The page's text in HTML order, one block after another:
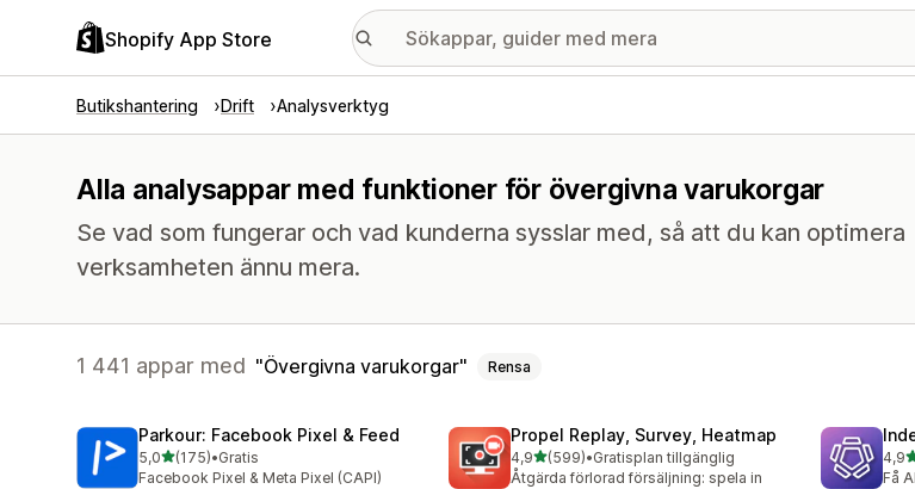
Shopify App Store
Butikshantering Drift Analysverktyg
Alla analysappar med funktioner för övergivna varukorgar
Se vad som fungerar och vad kunderna sysslar med, så att du kan optimera
verksamheten ännu mera.
1 441 appar med Övergivna varukorgar Rensa
Parkour: Facebook Pixel & Feed
5,0av 5 stjärnor
(175)
175 recensioner totalt
•Gratis
Facebook Pixel & Meta Pixel (CAPI)
Propel Replay, Survey, Heatmap
4,9av 5 stjärnor
(599)
599 recensioner totalt
•Gratisplan tillgänglig
Åtgärda förlorad försäljning: spela in
4,9
116
Få